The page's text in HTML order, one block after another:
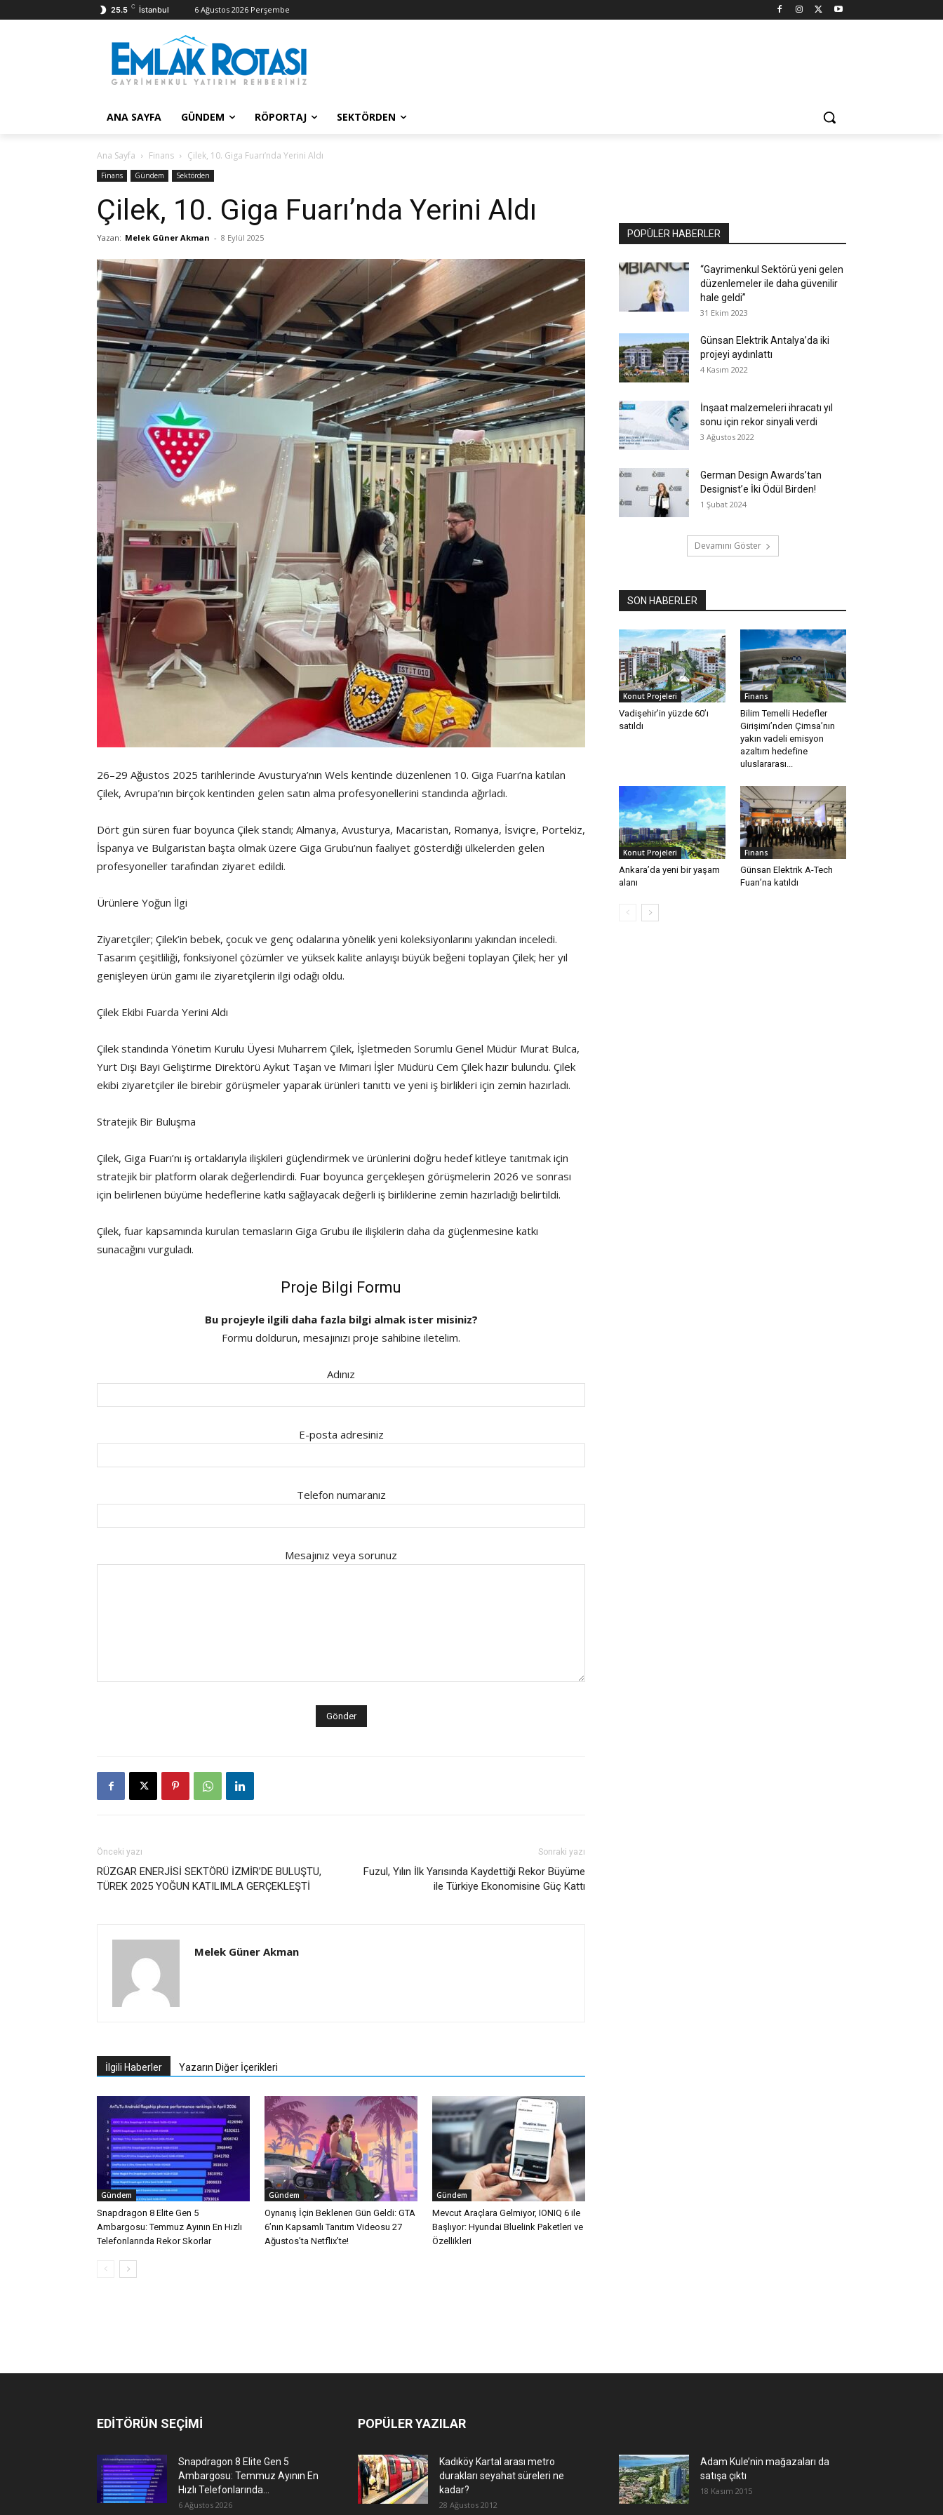
25.5 C İstanbul 6 Ağustos 2026 Perşembe
ANA SAYFA GÜNDEM RÖPORTAJ SEKTÖRDEN
Ana Sayfa Finans Çilek, 10. Giga Fuarı’nda Yerini Aldı
Finans Gündem Sektörden
Çilek, 10. Giga Fuarı’nda Yerini Aldı
Yazan: Melek Güner Akman - 8 Eylül 2025
26–29 Ağustos 2025 tarihlerinde Avusturya’nın Wels kentinde düzenlenen 10. Giga Fuarı’na katılan
Çilek, Avrupa’nın birçok kentinden gelen satın alma profesyonellerini standında ağırladı.
Dört gün süren fuar boyunca Çilek standı; Almanya, Avusturya, Macaristan, Romanya, İsviçre, Portekiz,
İspanya ve Bulgaristan başta olmak üzere Giga Grubu’nun faaliyet gösterdiği ülkelerden gelen
profesyoneller tarafından ziyaret edildi.
Ürünlere Yoğun İlgi
Ziyaretçiler; Çilek’in bebek, çocuk ve genç odalarına yönelik yeni koleksiyonlarını yakından inceledi.
Tasarım çeşitliliği, fonksiyonel çözümler ve yüksek kalite anlayışı büyük beğeni toplayan Çilek; her yıl
genişleyen ürün gamı ile ziyaretçilerin ilgi odağı oldu.
Çilek Ekibi Fuarda Yerini Aldı
Çilek standında Yönetim Kurulu Üyesi Muharrem Çilek, İşletmeden Sorumlu Genel Müdür Murat Bulca,
Yurt Dışı Bayi Geliştirme Direktörü Aykut Taşan ve Mimari İşler Müdürü Cem Çilek hazır bulundu. Çilek
ekibi ziyaretçiler ile birebir görüşmeler yaparak ürünleri tanıttı ve yeni iş birlikleri için zemin hazırladı.
Stratejik Bir Buluşma
Çilek, Giga Fuarı’nı iş ortaklarıyla ilişkileri güçlendirmek ve ürünlerini doğru hedef kitleye tanıtmak için
stratejik bir platform olarak değerlendirdi. Fuar boyunca gerçekleşen görüşmelerin 2026 ve sonrası
için belirlenen büyüme hedeflerine katkı sağlayacak değerli iş birliklerine zemin hazırladığı belirtildi.
Çilek, fuar kapsamında kurulan temasların Giga Grubu ile ilişkilerin daha da güçlenmesine katkı
sunacağını vurguladı.
Proje Bilgi Formu
Bu projeyle ilgili daha fazla bilgi almak ister misiniz?
Formu doldurun, mesajınızı proje sahibine iletelim.
Adınız
E-posta adresiniz
Telefon numaranız
Mesajınız veya sorunuz
Önceki yazı
RÜZGAR ENERJİSİ SEKTÖRÜ İZMİR’DE BULUŞTU,
TÜREK 2025 YOĞUN KATILIMLA GERÇEKLEŞTİ
Sonraki yazı
Fuzul, Yılın İlk Yarısında Kaydettiği Rekor Büyüme
ile Türkiye Ekonomisine Güç Kattı
Melek Güner Akman
İlgili Haberler Yazarın Diğer İçerikleri
Gündem
Snapdragon 8 Elite Gen 5
Ambargosu: Temmuz Ayının En Hızlı
Telefonlarında Rekor Skorlar
Gündem
Oynanış İçin Beklenen Gün Geldi: GTA
6’nın Kapsamlı Tanıtım Videosu 27
Ağustos’ta Netflix’te!
Gündem
Mevcut Araçlara Gelmiyor, IONIQ 6 ile
Başlıyor: Hyundai Bluelink Paketleri ve
Özellikleri
POPÜLER HABERLER
“Gayrimenkul Sektörü yeni gelen
düzenlemeler ile daha güvenilir
hale geldi”
31 Ekim 2023
Günsan Elektrik Antalya’da iki
projeyi aydınlattı
4 Kasım 2022
İnşaat malzemeleri ihracatı yıl
sonu için rekor sinyali verdi
3 Ağustos 2022
German Design Awards’tan
Designist’e İki Ödül Birden!
1 Şubat 2024
Devamını Göster
SON HABERLER
Konut Projeleri
Vadişehir’in yüzde 60’ı
satıldı
Finans
Bilim Temelli Hedefler
Girişimi’nden Çimsa’nın
yakın vadeli emisyon
azaltım hedefine
uluslararası...
Konut Projeleri
Ankara’da yeni bir yaşam
alanı
Finans
Günsan Elektrik A-Tech
Fuarı’na katıldı
EDİTÖRÜN SEÇİMİ
Snapdragon 8 Elite Gen 5
Ambargosu: Temmuz Ayının En
Hızlı Telefonlarında...
6 Ağustos 2026
POPÜLER YAZILAR
Kadıköy Kartal arası metro
durakları seyahat süreleri ne
kadar?
28 Ağustos 2012
Adam Kule’nin mağazaları da
satışa çıktı
18 Kasım 2015